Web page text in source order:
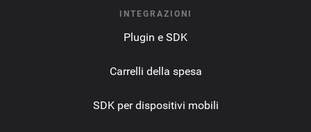
INTEGRAZIONI
Plugin e SDK
Carrelli della spesa
SDK per dispositivi mobili